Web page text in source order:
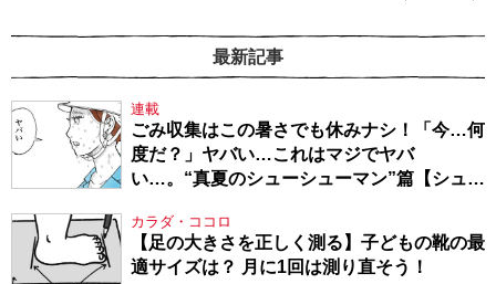
最新記事
連載
ごみ収集はこの暑さでも休みナシ！「今…何
度だ？」ヤバい…これはマジでヤバ
い…。“真夏のシューシューマン”篇【シュー
カラダ・ココロ
【足の大きさを正しく測る】子どもの靴の最
適サイズは？ 月に1回は測り直そう！